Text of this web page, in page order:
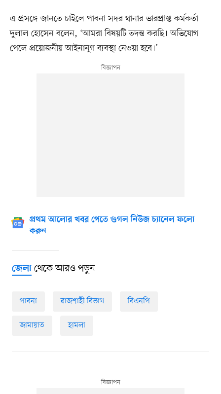
এ প্রসঙ্গে জানতে চাইলে পাবনা সদর থানার ভারপ্রাপ্ত কর্মকর্তা
দুলাল হোসেন বলেন, ‘আমরা বিষয়টি তদন্ত করছি। অভিযোগ
পেলে প্রয়োজনীয় আইনানুগ ব্যবস্থা নেওয়া হবে।’
প্রথম আলোর খবর পেতে গুগল নিউজ চ্যানেল ফলো
করুন
জেলাথেকে আরও পড়ুন
পাবনা রাজশাহী বিভাগ বিএনপি
জামায়াত হামলা